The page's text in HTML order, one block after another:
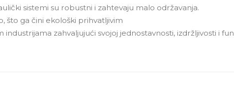
sistemi su robustni i zahtevaju malo održavanja.
što ga čini ekološki prihvatljivim
zahvaljujući svojoj jednostavnosti, izdržljivosti i